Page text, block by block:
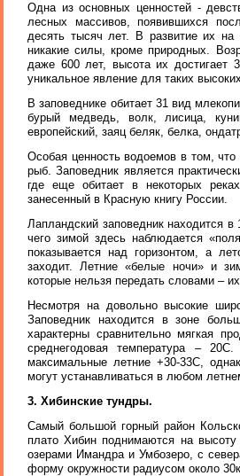
Одна из основных ценностей -
лесных массивов, появившихся
десять тысяч лет. В развитие их на
никакие силы, кроме природных.
даже 600 лет, высота их достигает
уникальное явление для таких
В заповеднике обитает 31 вид
бурый медведь, волк, лисица,
европейский, заяц беляк, белка,
Особая ценность водоемов в том,
рыб. Заповедник является
где еще обитает в некоторых
занесенный в Красную книгу России.
Лапландский заповедник находится в
чего зимой здесь наблюдается
показывается над горизонтом, а
заходит. Летние «белые ночи» и
которые нельзя передать словами –
Несмотря на довольно высокие
Заповедник находится в зоне
характерны сравнительно мягкая
среднегодовая температура –
максимальные летние +30-33С,
могут устанавливаться в любом
3. Хибинские тундры.
Самый большой горный район
плато Хибин поднимаются на
озерами Имандра и Умбозеро, с
форму окружности радиусом около